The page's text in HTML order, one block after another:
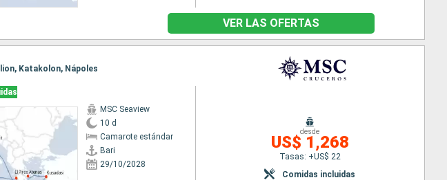
VER LAS OFERTAS
Katakolon, Nápoles
MSC Seaview
10 d
Camarote estándar
Bari
29/10/2028
desde
US$ 1,268
Tasas: +US$ 22
Comidas incluidas